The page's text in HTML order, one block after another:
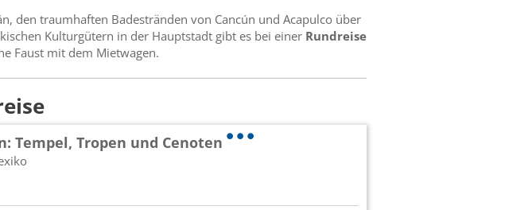
den traumhaften Badestränden von Cancún und Acapulco über
Kulturgütern in der Hauptstadt gibt es bei einer Rundreise
Faust mit dem Mietwagen.
Tempel, Tropen und Cenoten